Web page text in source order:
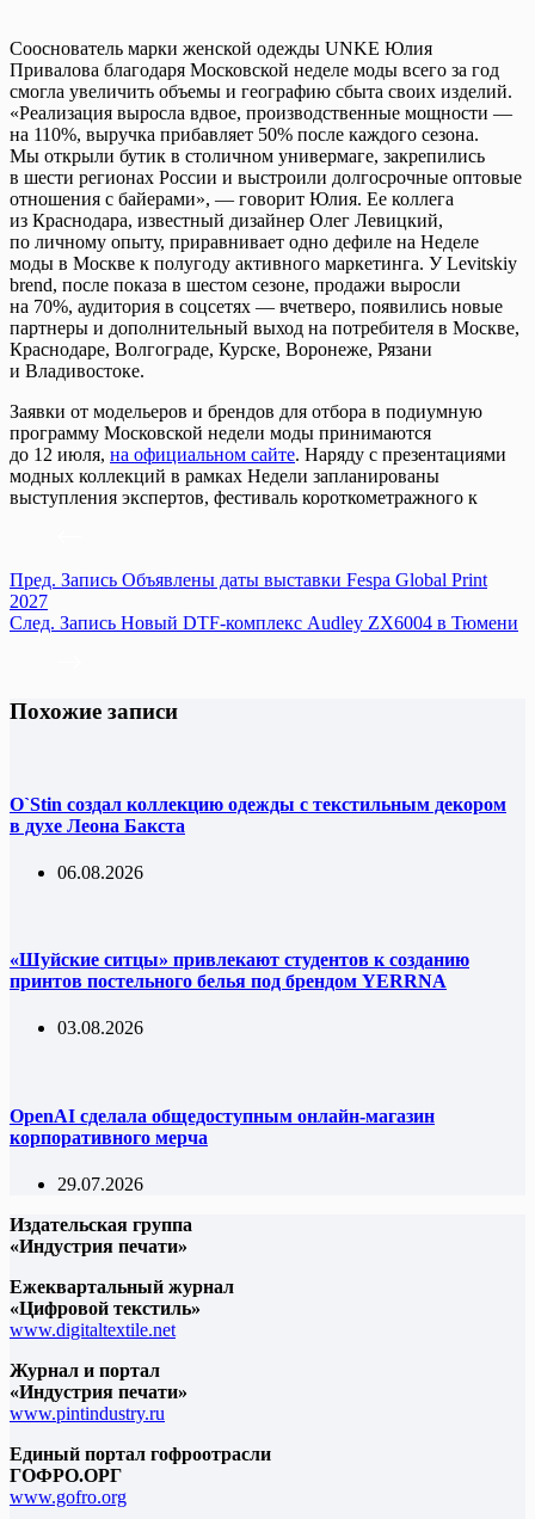
Сооснователь марки женской одежды UNKE Юлия
Привалова благодаря Московской неделе моды всего за год
смогла увеличить объемы и географию сбыта своих изделий.
«Реализация выросла вдвое, производственные мощности —
на 110%, выручка прибавляет 50% после каждого сезона.
Мы открыли бутик в столичном универмаге, закрепились
в шести регионах России и выстроили долгосрочные оптовые
отношения с байерами», — говорит Юлия. Ее коллега
из Краснодара, известный дизайнер Олег Левицкий,
по личному опыту, приравнивает одно дефиле на Неделе
моды в Москве к полугоду активного маркетинга. У Levitskiy
brend, после показа в шестом сезоне, продажи выросли
на 70%, аудитория в соцсетях — вчетверо, появились новые
партнеры и дополнительный выход на потребителя в Москве,
Краснодаре, Волгограде, Курске, Воронеже, Рязани
и Владивостоке.
Заявки от модельеров и брендов для отбора в подиумную
программу Московской недели моды принимаются
до 12 июля, на официальном сайте. Наряду с презентациями
модных коллекций в рамках Недели запланированы
выступления экспертов, фестиваль короткометражного к
Пред. Запись Объявлены даты выставки Fespa Global Print
2027
След. Запись Новый DTF-комплекс Audley ZX6004 в Тюмени
Похожие записи
O`Stin создал коллекцию одежды с текстильным декором
в духе Леона Бакста
06.08.2026
«Шуйские ситцы» привлекают студентов к созданию
принтов постельного белья под брендом YERRNA
03.08.2026
OpenAI сделала общедоступным онлайн-магазин
корпоративного мерча
29.07.2026
Издательская группа
«Индустрия печати»
Ежеквартальный журнал
«Цифровой текстиль»
www.digitaltextile.net
Журнал и портал
«Индустрия печати»
www.pintindustry.ru
Единый портал гофроотрасли
ГОФРО.ОРГ
www.gofro.org